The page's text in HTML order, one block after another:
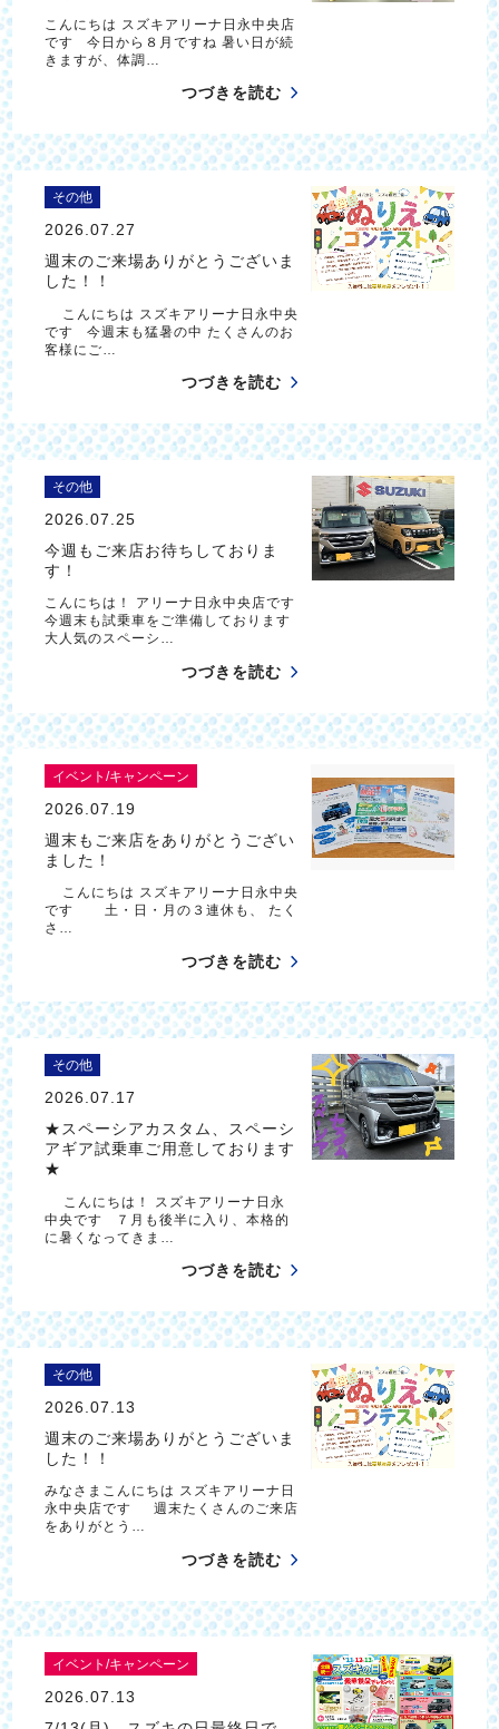
こんにちは スズキアリーナ日永中央店
です 今日から８月ですね 暑い日が続
きますが、体調…
つづきを読む
その他
2026.07.27
週末のご来場ありがとうございま
した！！
こんにちは スズキアリーナ日永中央
です 今週末も猛暑の中 たくさんのお
客様にご…
つづきを読む
その他
2026.07.25
今週もご来店お待ちしておりま
す！
こんにちは！ アリーナ日永中央店です
今週末も試乗車をご準備しております
大人気のスペーシ…
つづきを読む
イベント/キャンペーン
2026.07.19
週末もご来店をありがとうござい
ました！
こんにちは スズキアリーナ日永中央
です 土・日・月の３連休も、 たく
さ…
つづきを読む
その他
2026.07.17
★スペーシアカスタム、スペーシ
アギア試乗車ご用意しております
★
こんにちは！ スズキアリーナ日永
中央です ７月も後半に入り、本格的
に暑くなってきま…
つづきを読む
その他
2026.07.13
週末のご来場ありがとうございま
した！！
みなさまこんにちは スズキアリーナ日
永中央店です 週末たくさんのご来店
をありがとう…
つづきを読む
イベント/キャンペーン
2026.07.13